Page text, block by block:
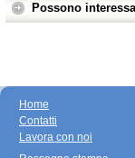
Possono
Home
Contatti
Lavora con noi